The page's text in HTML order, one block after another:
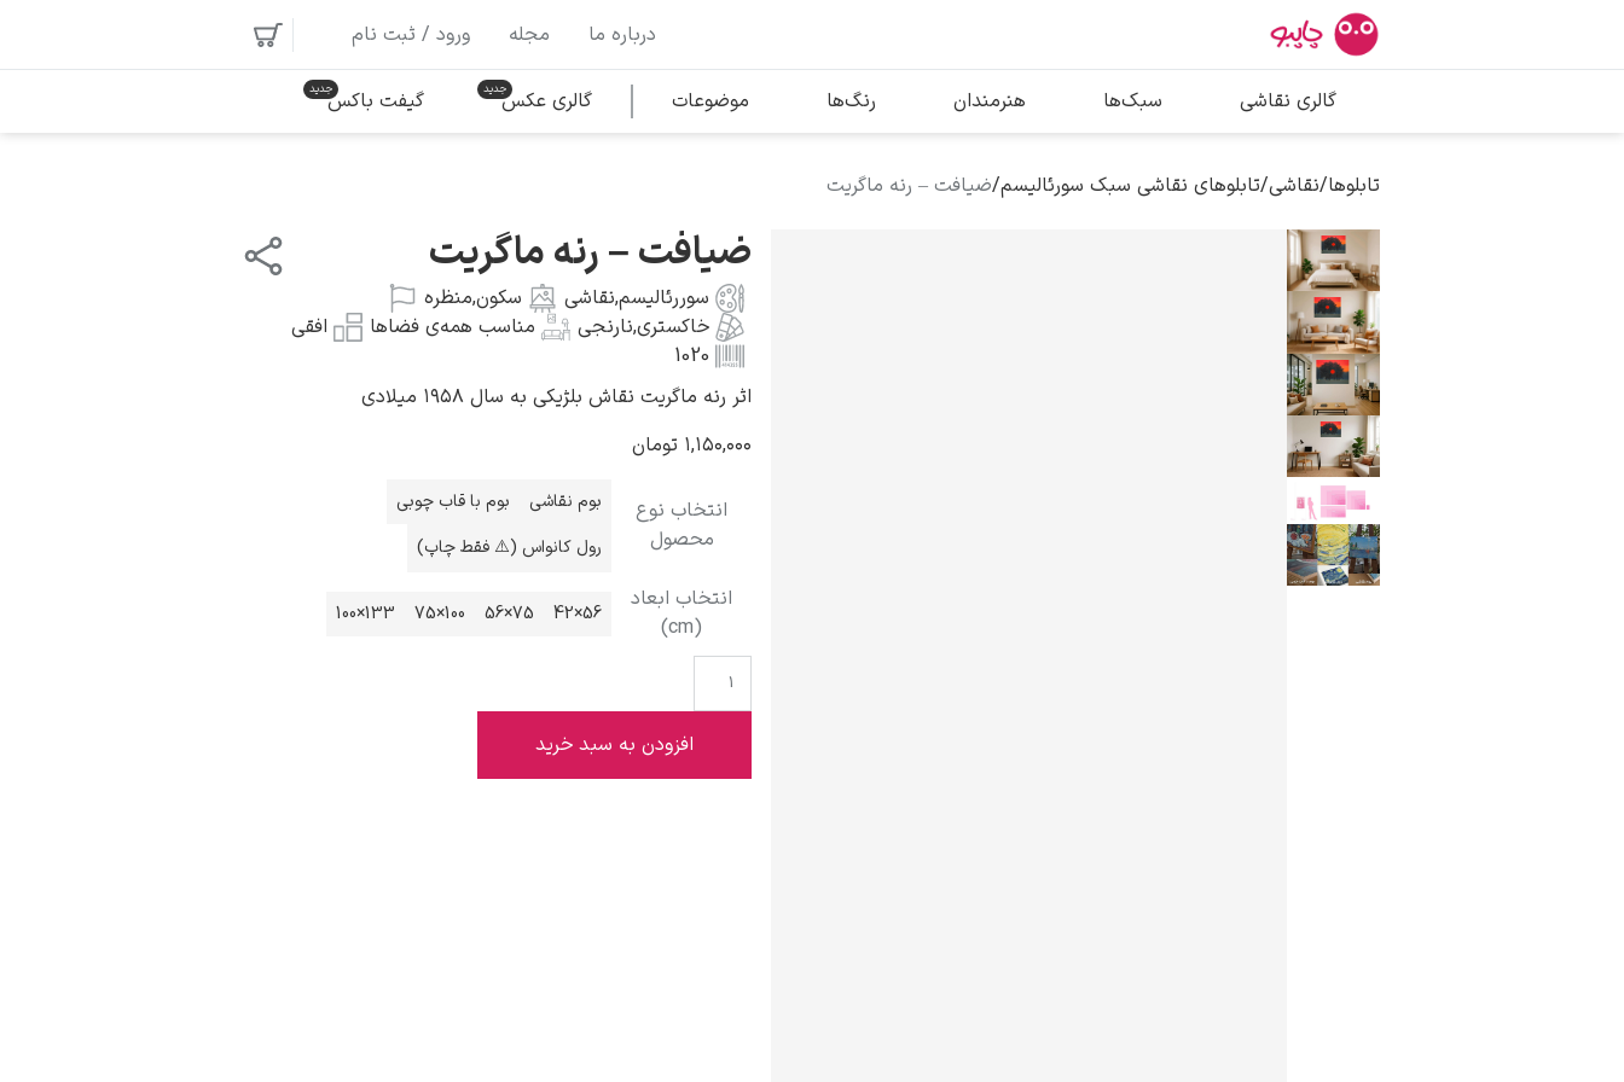
بیشترین جستجوها
پیکاسو
سالوادور دالی
محبوب‌ترین هنرمندان
درباره ما مجله ورود / ثبت نام
گالری نقاشی سبک‌ها هنرمندان رنگ‌ها موضوعات گالری عکس گیفت باکس
تابلوها/نقاشی/تابلوهای نقاشی سبک سورئالیسم/ضیافت – رنه ماگریت
ضیافت – رنه ماگریت
سوررئالیسم,نقاشی سکون,منظره
خاکستری,نارنجی مناسب همه‌ی فضاها
افقی
1020
اثر رنه ماگریت نقاش بلژیکی به سال ۱۹۵۸ میلادی
۱,۱۵۰,۰۰۰ تومان
انتخاب نوع
محصول
بوم نقاشی
بوم با قاب چوبی
رول کانواس (⚠️ فقط چاپ)
انتخاب ابعاد
(cm)
56×42
75×56
100×75
133×100
افزودن به سبد خرید